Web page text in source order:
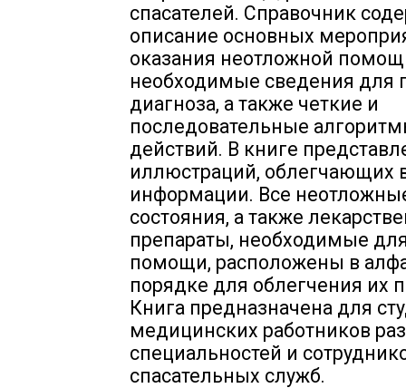
спасателей. Справочник
описание основных
оказания неотложной
необходимые сведения для
диагноза, а также четкие и
последовательные
действий. В книге
иллюстраций, облегчающих
информации. Все
состояния, а также
препараты, необходимые
помощи, расположены в
порядке для облегчения их
Книга предназначена для
медицинских работников
специальностей и
спасательных служб.